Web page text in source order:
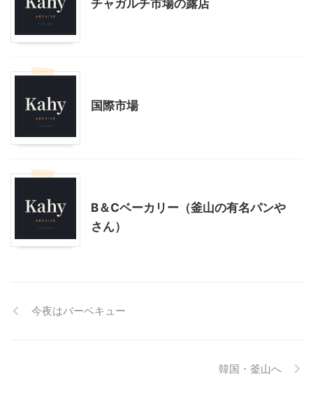
チャガルチ市場の露店
国際市場
B＆Cベーカリー（釜山の有名パンや
さん）
今夜はバーベキュー
韓国・釜山へ